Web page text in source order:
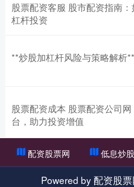
股票配资客服 股市配资指南
杠杆投资
**炒股加杠杆风险与策略解析**
股票配资成本 股票配资公司
台，助力投资增值
配资股票网 低息炒
Powered by配资股票